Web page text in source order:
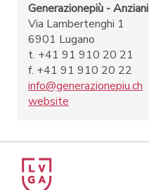
Generazionepiù -
Via Lambertenghi 1
6901 Lugano
t. +41 91 910 20 21
f. +41 91 910 20 22
info@generazionepiu.ch
website